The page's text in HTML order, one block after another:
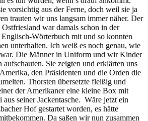
vorsichtig aus der Ferne, doch weil sie ja
trauten wir uns langsam immer näher. Der
war damals schon in der
Wörterbuch mit und so konnten
unterhalten. Ich weiß es noch genau, wie
Die Männer in Uniform und wir Kinder
Sie zeigten und erklärten uns
den Präsidenten und die Orden die
Thorsten übersetzte fleißig und
der Amerikaner eine kleine Box mit
seiner Jackentasche. Wäre jetzt ein
Hof gestartet worden, es hätte
Da saßen wir nun zusammen